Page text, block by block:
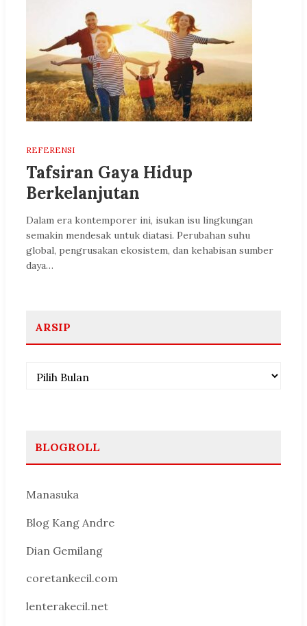
REFERENSI
Tafsiran Gaya Hidup
Berkelanjutan
Dalam era kontemporer ini, isukan isu lingkungan
semakin mendesak untuk diatasi. Perubahan suhu
global, pengrusakan ekosistem, dan kehabisan sumber
daya…
ARSIP
Arsip
BLOGROLL
Manasuka
Blog Kang Andre
Dian Gemilang
coretankecil.com
lenterakecil.net